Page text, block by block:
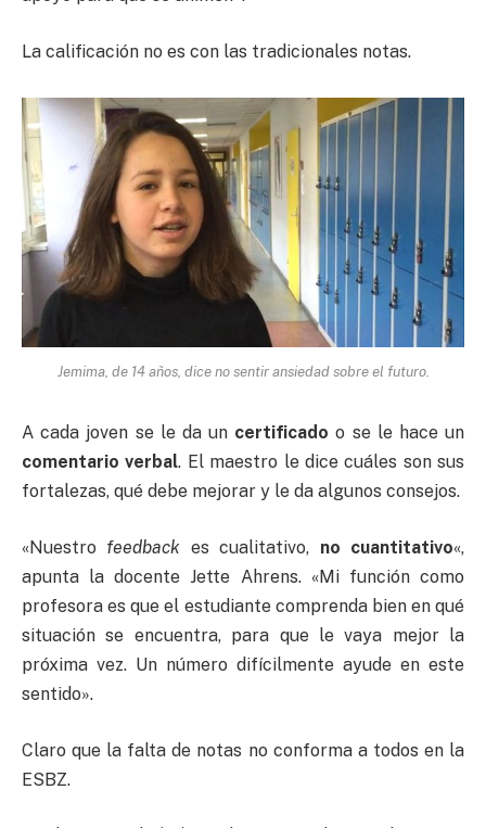
La calificación no es con las tradicionales notas.
Jemima, de 14 años, dice no sentir ansiedad sobre el futuro.
A cada joven se le da un certificado o se le hace un
comentario verbal. El maestro le dice cuáles son sus
fortalezas, qué debe mejorar y le da algunos consejos.
«Nuestro feedback es cualitativo, no cuantitativo«,
apunta la docente Jette Ahrens. «Mi función como
profesora es que el estudiante comprenda bien en qué
situación se encuentra, para que le vaya mejor la
próxima vez. Un número difícilmente ayude en este
sentido».
Claro que la falta de notas no conforma a todos en la
ESBZ.